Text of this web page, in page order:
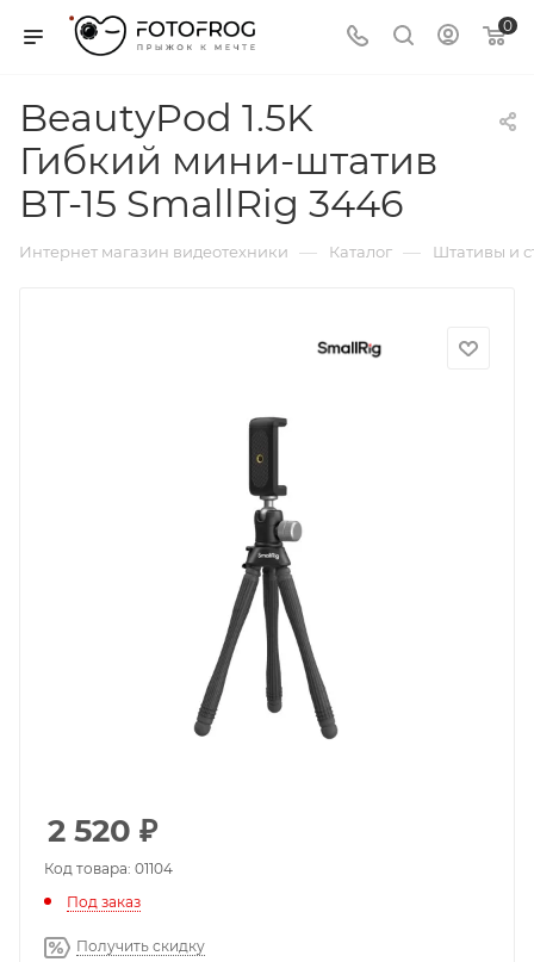
0
BeautyPod 1.5K
Гибкий мини-штатив
BT-15 SmallRig 3446
Интернет магазин видеотехники — Каталог — Штативы и
2 520 ₽
Код товара: 01104
Под заказ
Получить скидку